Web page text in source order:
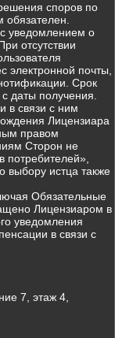
споров по
уведомлением о
отсутствии
электронной почты,
Срок
даты получения.
в связи с ним
Лицензиара
правом
Сторон не
выбору истца также
Обязательные
Лицензиаром в
уведомления
в связи с
7, этаж 4,